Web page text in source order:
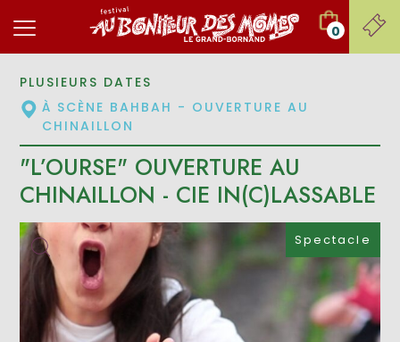
0
Spectacle
PLUSIEURS DATES
À SCÈNE BAHBAH - OUVERTURE AU
CHINAILLON
"L’OURSE" OUVERTURE AU
CHINAILLON - CIE IN(C)LASSABLE